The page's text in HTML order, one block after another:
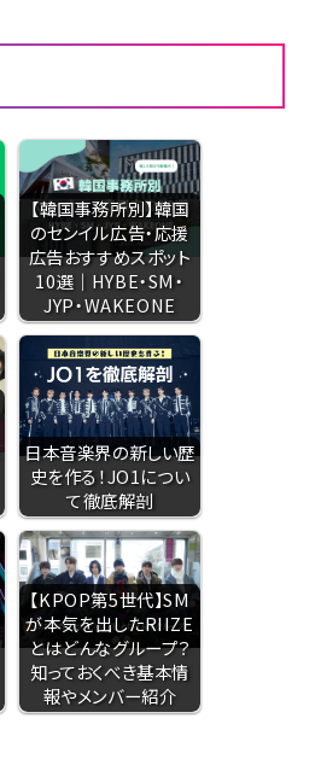
【韓国事務所別】韓国
のセンイル広告・応援
広告おすすめスポット
10選｜HYBE・SM・
JYP・WAKEONE
日本音楽界の新しい歴
史を作る！JO1につい
て徹底解剖
【KPOP第5世代】SM
が本気を出したRIIZE
とはどんなグループ？
知っておくべき基本情
報やメンバー紹介